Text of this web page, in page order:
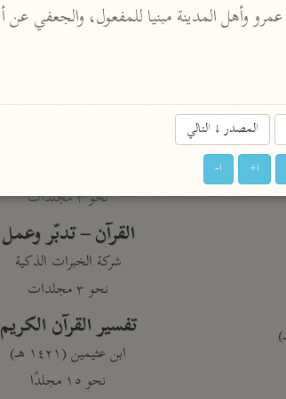
نحو مجلد
نحو ٤ مجلدات
نحو ٣ مجلدات
القرآن – تدبّر وعمل
شركة الخبرات الذكية
نحو ٣ مجلدات
تفسير القرآن الكريم
ابن عثيمين (١٤٢١ هـ)
نحو ١٥ مجلدًا
المصدر↓التالي
ا+ ا-